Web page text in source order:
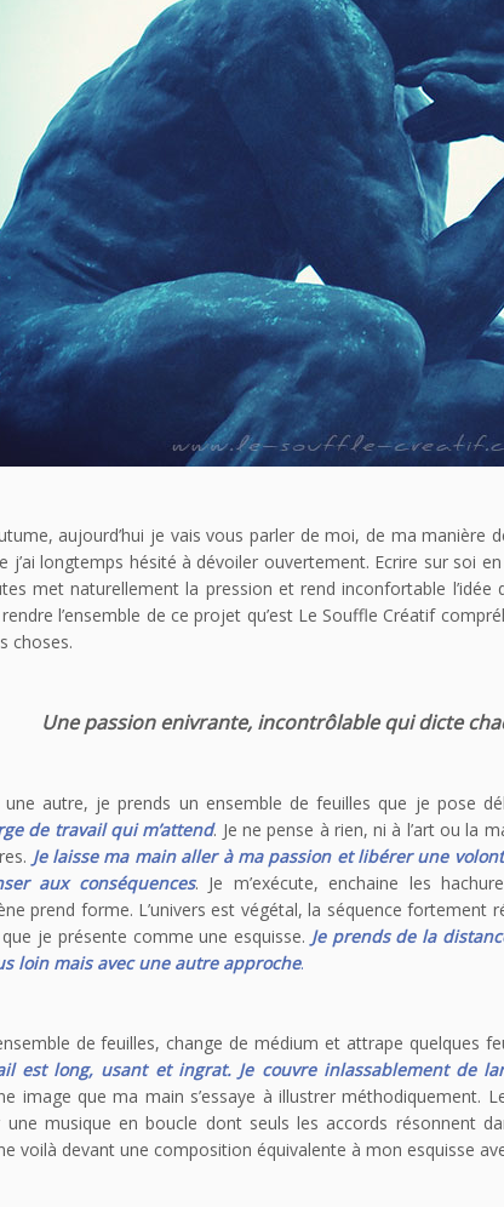
aujourd’hui je vais vous parler de moi, de ma manière
j’ai longtemps hésité à dévoiler ouvertement. Ecrire sur soi
met naturellement la pression et rend inconfortable l’idée
l’ensemble de ce projet qu’est Le Souffle Créatif
choses.
Une passion enivrante, incontrôlable qui dicte
autre, je prends un ensemble de feuilles que je pose
de travail qui m’attend. Je ne pense à rien, ni à l’art ou la
Je laisse ma main aller à ma passion et libérer une
aux conséquences. Je m’exécute, enchaine les
prend forme. L’univers est végétal, la séquence fortement
je présente comme une esquisse. Je prends de la
loin mais avec une autre approche.
de feuilles, change de médium et attrape quelques
est long, usant et ingrat. Je couvre inlassablement de
image que ma main s’essaye à illustrer méthodiquement.
une musique en boucle dont seuls les accords résonnent
voilà devant une composition équivalente à mon esquisse